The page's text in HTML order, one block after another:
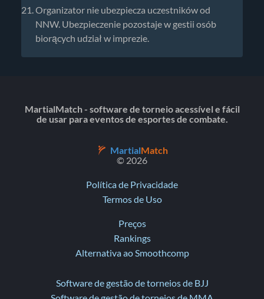
Organizator nie ubezpiecza uczestników od
NNW. Ubezpieczenie pozostaje w gestii osób
biorących udział w imprezie.
MartialMatch - software de torneio acessível e fácil
de usar para eventos de esportes de combate.
MartialMatch
© 2026
Política de Privacidade
Termos de Uso
Preços
Rankings
Alternativa ao Smoothcomp
Software de gestão de torneios de BJJ